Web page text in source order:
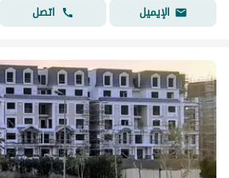
الإيميل
اتصل